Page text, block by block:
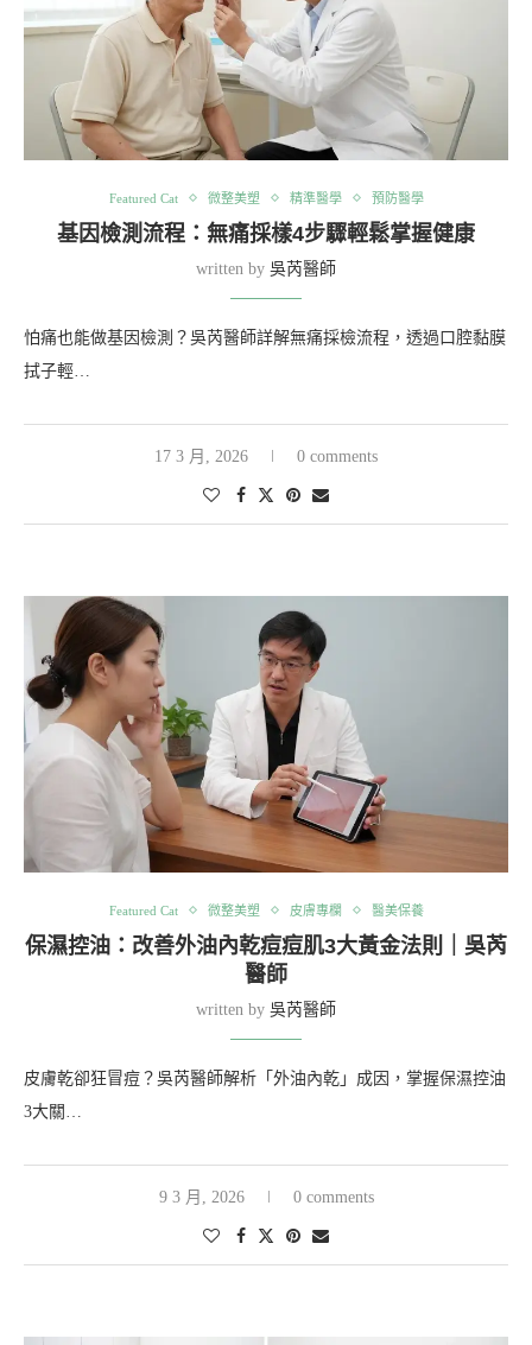
Featured Cat 微整美塑 精準醫學 預防醫學
基因檢測流程：無痛採樣4步驟輕鬆掌握健康
written by 吳芮醫師
怕痛也能做基因檢測？吳芮醫師詳解無痛採檢流程，透過口腔黏膜
拭子輕…
17 3 月, 2026 0 comments
Featured Cat 微整美塑 皮膚專欄 醫美保養
保濕控油：改善外油內乾痘痘肌3大黃金法則｜吳芮
醫師
written by 吳芮醫師
皮膚乾卻狂冒痘？吳芮醫師解析「外油內乾」成因，掌握保濕控油
3大關…
9 3 月, 2026 0 comments